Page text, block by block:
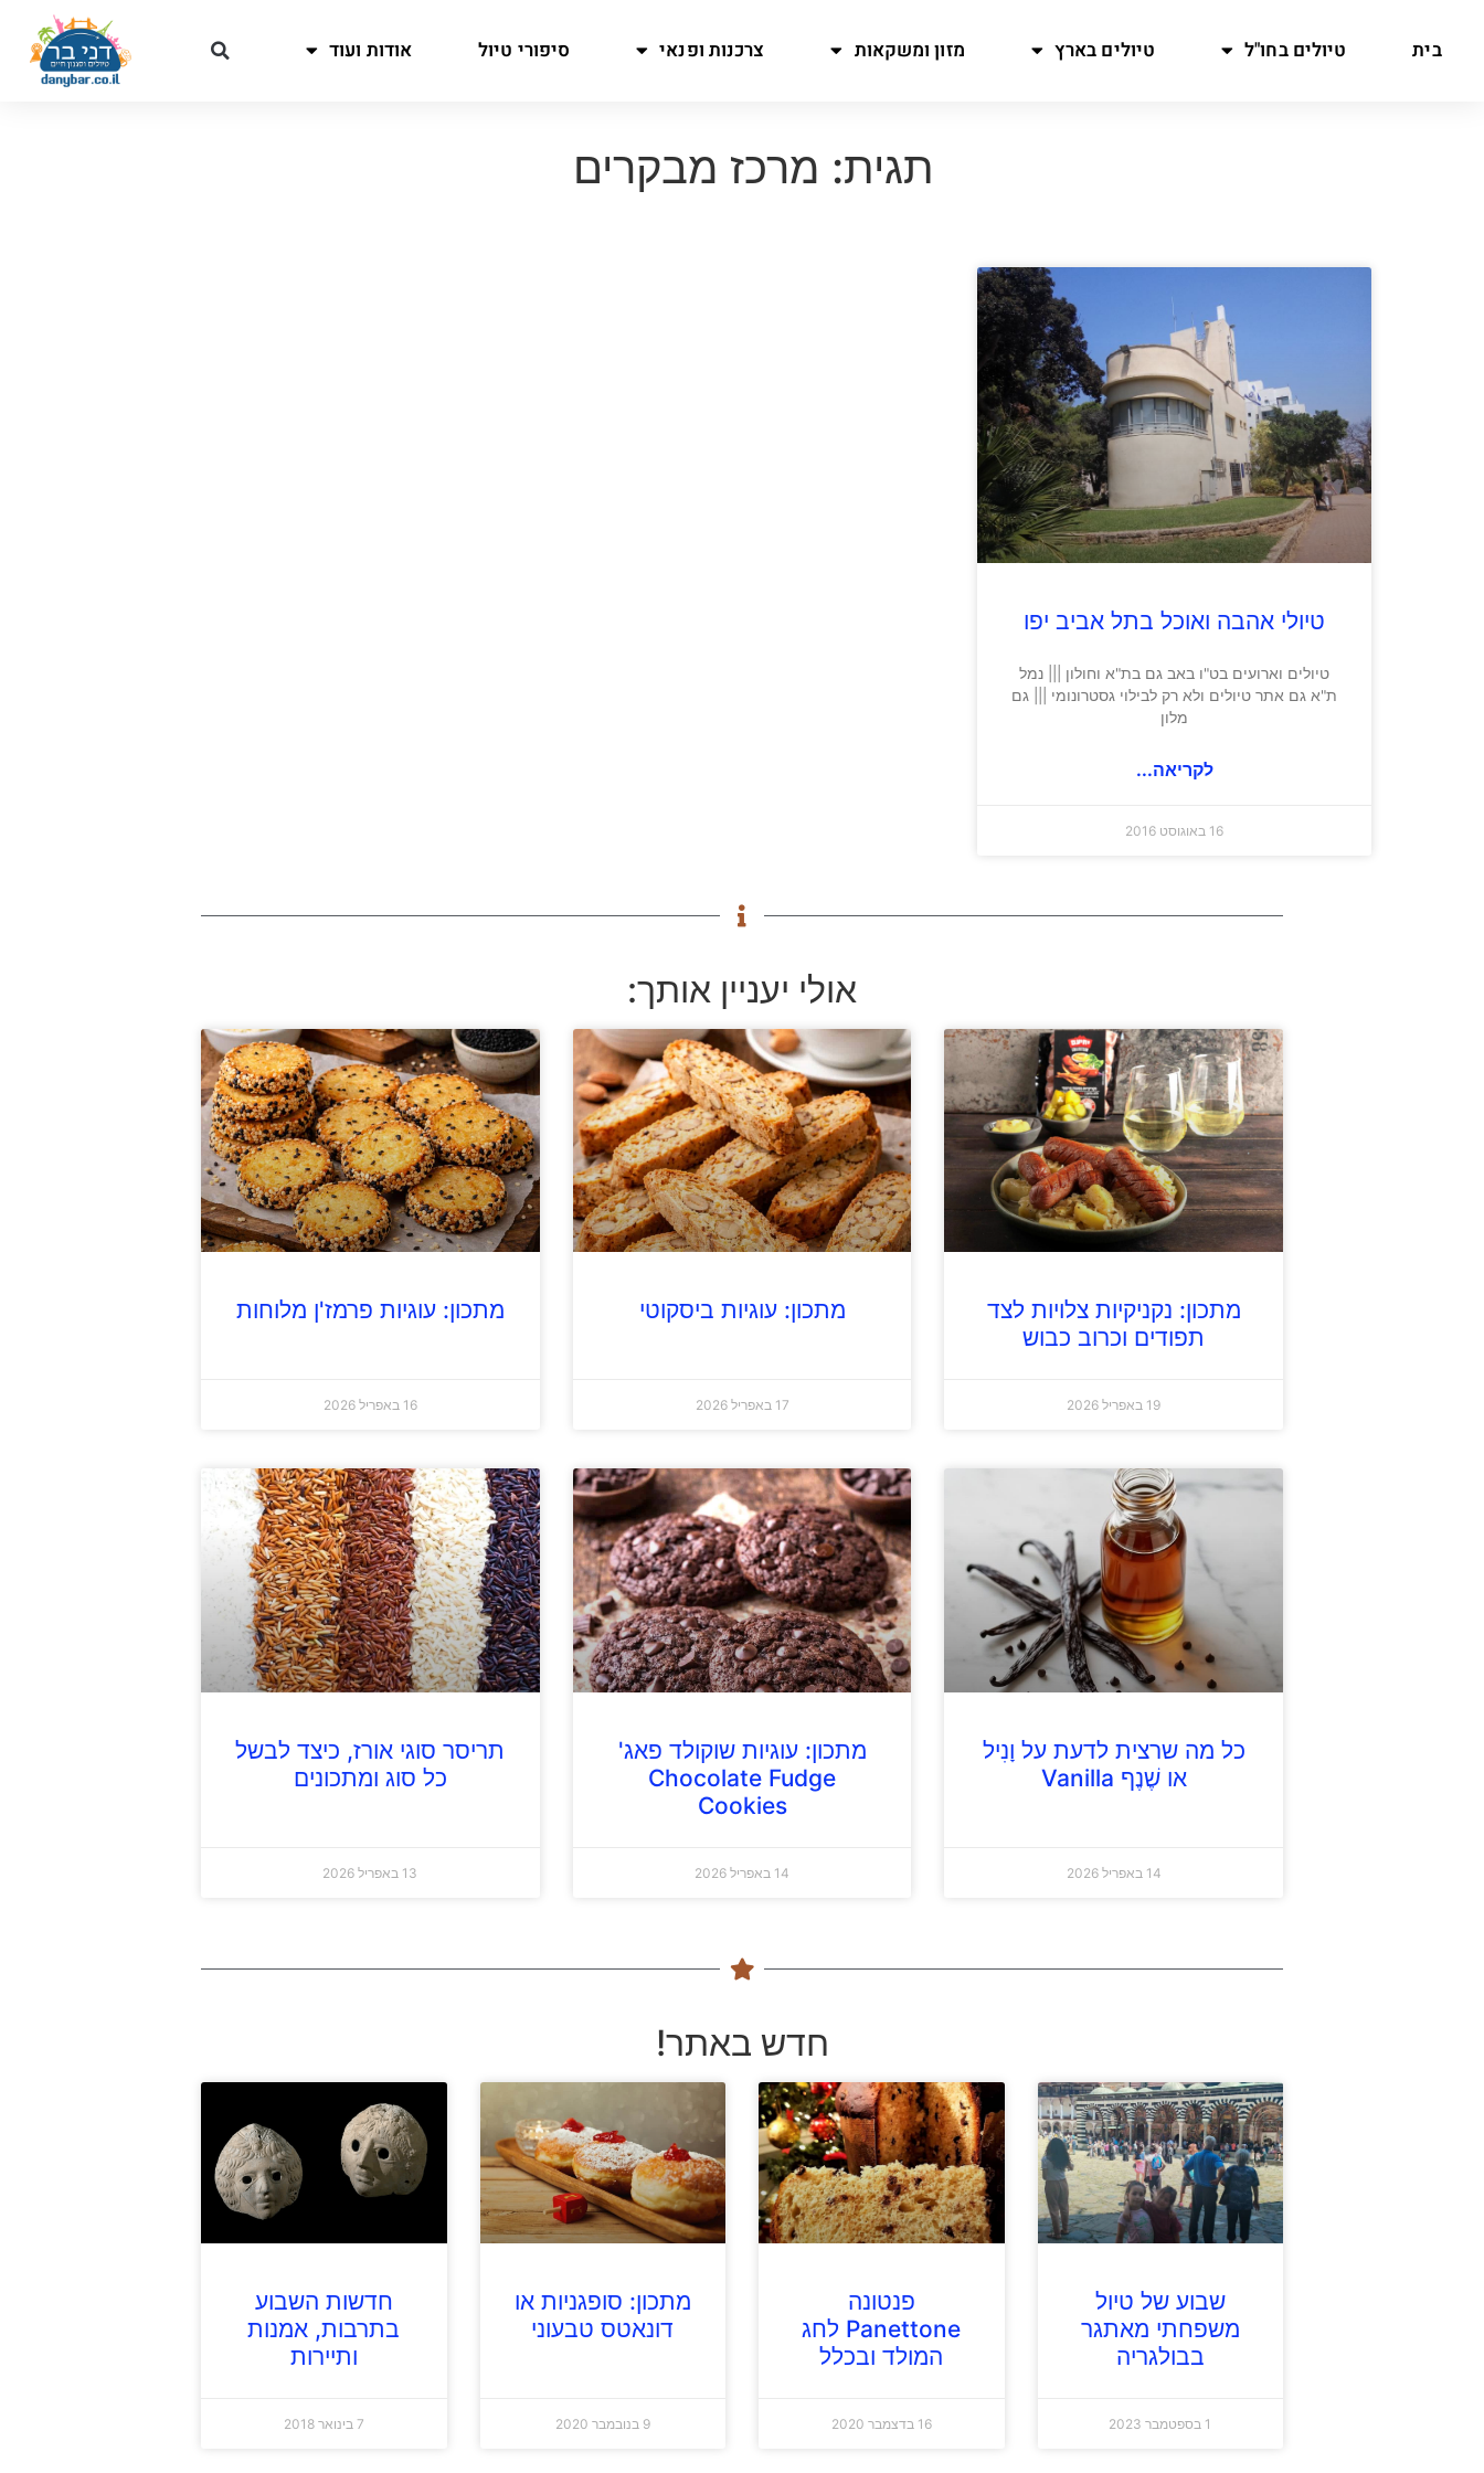
בית טיולים בחו"ל טיולים בארץ מזון ומשקאות צרכנות ופנאי סיפורי טיול אודות ועוד
תגית: מרכז מבקרים
טיולי אהבה ואוכל בתל אביב יפו
טיולים וארועים בט"ו באב גם בת"א וחולון ||| נמל
ת"א גם אתר טיולים ולא רק לבילוי גסטרונומי ||| גם
מלון
לקריאה...
16 באוגוסט 2016
אולי יעניין אותך:
מתכון: נקניקיות צלויות לצד
תפודים וכרוב כבוש
19 באפריל 2026
מתכון: עוגיות ביסקוטי
17 באפריל 2026
מתכון: עוגיות פרמז'ן מלוחות
16 באפריל 2026
כל מה שרצית לדעת על וָנִיל
או שֶׁנֶף Vanilla
14 באפריל 2026
מתכון: עוגיות שוקולד פאג'
Chocolate Fudge
Cookies
14 באפריל 2026
תריסר סוגי אורז, כיצד לבשל
כל סוג ומתכונים
13 באפריל 2026
חדש באתר!
שבוע של טיול
משפחתי מאתגר
בבולגריה
1 בספטמבר 2023
פנטונה
Panettone לחג
המולד ובכלל
16 בדצמבר 2020
מתכון: סופגניות או
דונאטס טבעוני
9 בנובמבר 2020
חדשות השבוע
בתרבות, אמנות
ותיירות
7 בינואר 2018